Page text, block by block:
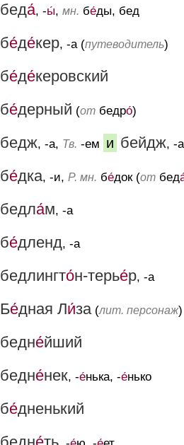
беда́, -ы́, мн. бе́ды, бед
бе́де́кер, -а (путеводитель)
бе́де́керовский
бе́дерный (от бедро́)
бедж, -а, Тв. -ем и бейдж, -
бе́дка, -и, Р. мн. бе́док (от бед
бедла́м, -а
бе́дленд, -а
бедлингто́н-терье́р, -а
Бе́дная Ли́за(лит. персонаж)
бедне́йший
бедне́нек, -е́нька, -е́нько
бе́дненький